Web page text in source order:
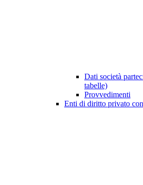
Dati società
tabelle)
Provvedimenti
Enti di diritto privato